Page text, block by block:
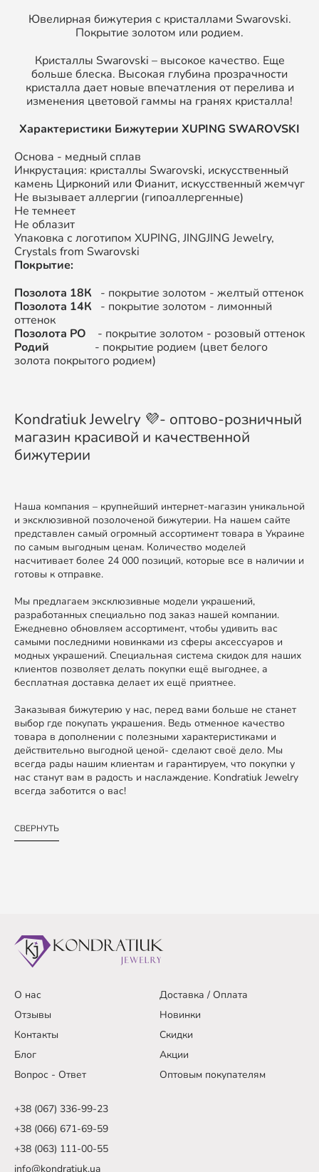
Ювелирная бижутерия с кристаллами Swarovski.
Покрытие золотом или родием.
Кристаллы Swarovski – высокое качество. Еще
больше блеска. Высокая глубина прозрачности
кристалла дает новые впечатления от перелива и
изменения цветовой гаммы на гранях кристалла!
Характеристики Бижутерии XUPING SWAROVSKI
Основа - медный сплав
Инкрустация: кристаллы Swarovski, искусственный
камень Цирконий или Фианит, искусственный жемчуг
Не вызывает аллергии (гипоаллергенные)
Не темнеет
Не облазит
Упаковка с логотипом XUPING, JINGJING Jewelry,
Crystals from Swarovski
Покрытие:
Позолота 18К - покрытие золотом - желтый оттенок
Позолота 14К - покрытие золотом - лимонный
оттенок
Позолота РО
- покрытие золотом - розовый оттенок
Родий - покрытие родием (цвет белого
золота покрытого родием)
Kondratiuk Jewelry 💜- оптово-розничный
магазин красивой и качественной
бижутерии
Наша компания – крупнейший интернет-магазин уникальной
и эксклюзивной позолоченой бижутерии. На нашем сайте
представлен самый огромный ассортимент товара в Украине
по самым выгодным ценам. Количество моделей
насчитивает более 24 000 позиций, которые все в наличии и
готовы к отправке.
Мы предлагаем эксклюзивные модели украшений,
разработанных специально под заказ нашей компании.
Ежедневно обновляем ассортимент, чтобы удивить вас
самыми последними новинками из сферы аксессуаров и
модных украшений. Специальная система скидок для наших
клиентов позволяет делать покупки ещё выгоднее, а
бесплатная доставка делает их ещё приятнее.
Заказывая бижутерию у нас, перед вами больше не станет
выбор где покупать украшения. Ведь отменное качество
товара в дополнении с полезными характеристиками и
действительно выгодной ценой- сделают своё дело. Мы
всегда рады нашим клиентам и гарантируем, что покупки у
нас станут вам в радость и наслаждение. Kondratiuk Jewelry
всегда заботится о вас!
СВЕРНУТЬ
О нас
Доставка / Оплата
Отзывы
Новинки
Контакты
Скидки
Блог
Акции
Вопрос - Ответ
Оптовым покупателям
+38 (067) 336-99-23
+38 (066) 671-69-59
+38 (063) 111-00-55
info@kondratiuk.ua